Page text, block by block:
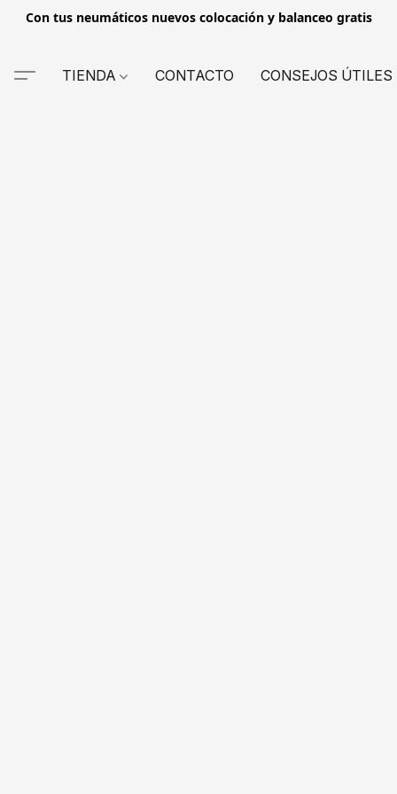
Con tus neumáticos nuevos colocación y balanceo gratis
TIENDA CONTACTO CONSEJOS ÚTILES